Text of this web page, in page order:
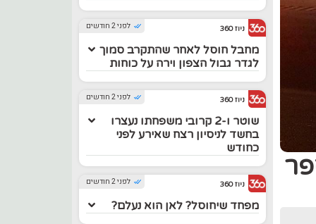
לפני 2 חודשים ניוז 360
מחבל חוסל לאחר שהתקרב סמוך
לגדר גבול הצפון וירה על כוחות
לפני 2 חודשים ניוז 360
שוטר ו-2 קרובי משפחתו נעצרו
בחשד לניסיון רצח שאירע לפני
כחודש
לפני 2 חודשים ניוז 360
מפחד שיחוסל? לאן הוא נעלם?